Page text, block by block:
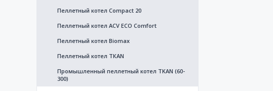
Пеллетный котел Compact 20
Пеллетный котел ACV ECO Comfort
Пеллетный котел Biomax
Пеллетный котел ТКАN
Промышленный пеллетный котел TKAN (60-
300)